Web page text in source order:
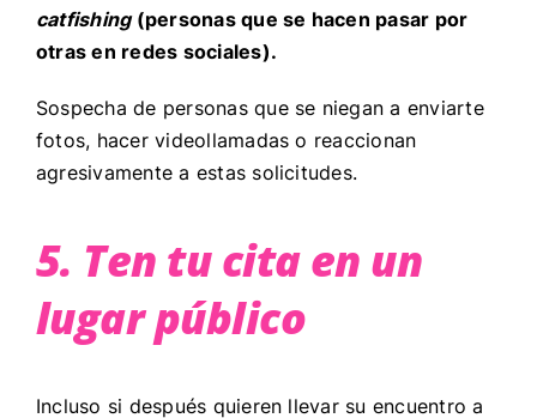
catfishing(personas que se hacen pasar por
otras en redes sociales).
Sospecha de personas que se niegan a enviarte
fotos, hacer videollamadas o reaccionan
agresivamente a estas solicitudes.
5. Ten tu cita en un
lugar público
Incluso si después quieren llevar su encuentro a